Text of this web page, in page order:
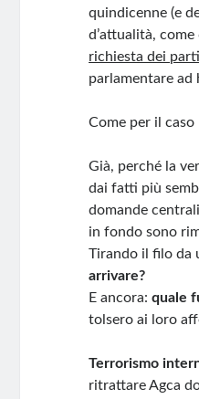
quindicenne (e
d’attualità,
richiesta dei
parlamentare ad
Come per il
Già, perché la
dai fatti più
domande
in fondo sono
Tirando il filo da
arrivare?
E ancora: quale
tolsero ai loro
Terrorismo
ritrattare Agca